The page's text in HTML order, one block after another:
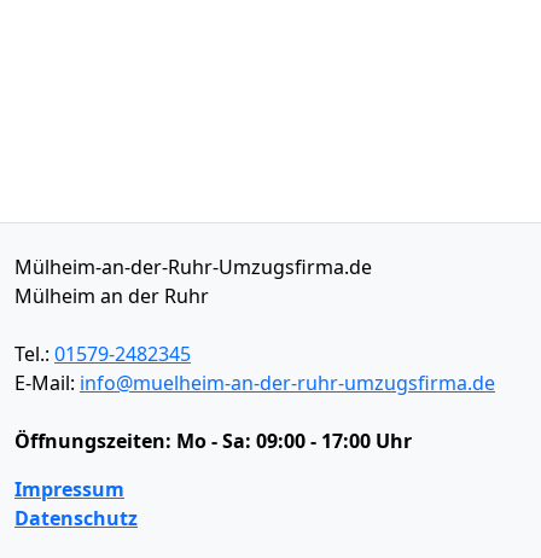
Mülheim-an-der-Ruhr-Umzugsfirma.de
Mülheim an der Ruhr
Tel.: 01579-2482345
E-Mail: info@muelheim-an-der-ruhr-umzugsfirma.de
Öffnungszeiten: Mo - Sa: 09:00 - 17:00 Uhr
Impressum
Datenschutz